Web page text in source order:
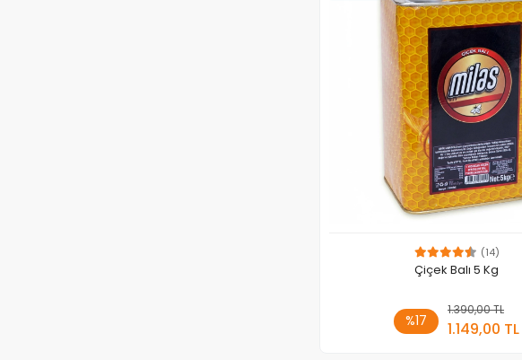
(14)
Çiçek Balı 5 Kg
%17
1.390,00 TL
1.149,00 TL
Sepete